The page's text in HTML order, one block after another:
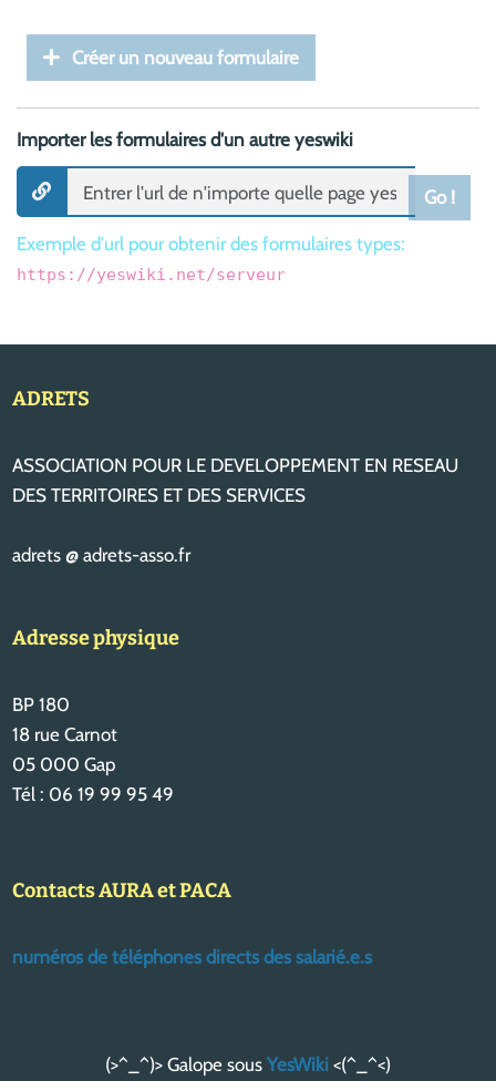
Créer un nouveau formulaire
Importer les formulaires d'un autre yeswiki
Go !
Exemple d'url pour obtenir des formulaires types:
https://yeswiki.net/serveur
ADRETS
ASSOCIATION POUR LE DEVELOPPEMENT EN RESEAU
DES TERRITOIRES ET DES SERVICES
adrets @ adrets-asso.fr
Adresse physique
BP 180
18 rue Carnot
05 000 Gap
Tél : 06 19 99 95 49
Contacts AURA et PACA
numéros de téléphones directs des salarié.e.s
(>^_^)> Galope sous YesWiki <(^_^<)